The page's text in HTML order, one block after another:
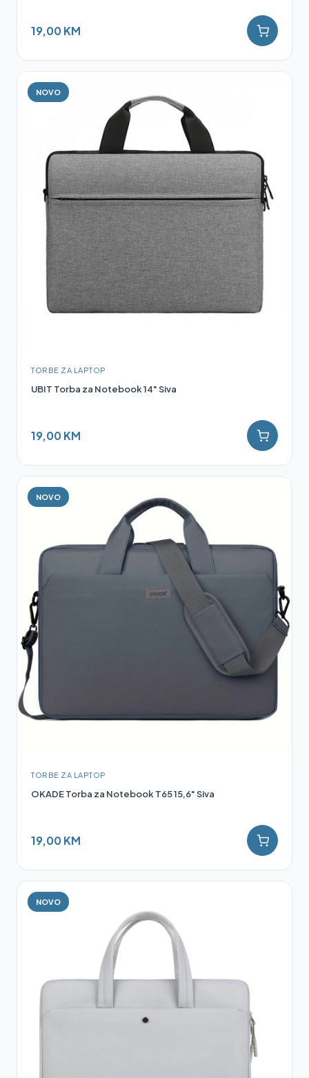
19,00 KM
NOVO
TORBE ZA LAPTOP
UBIT Torba za Notebook 14" Siva
19,00 KM
NOVO
TORBE ZA LAPTOP
OKADE Torba za Notebook T65 15,6" Siva
19,00 KM
NOVO